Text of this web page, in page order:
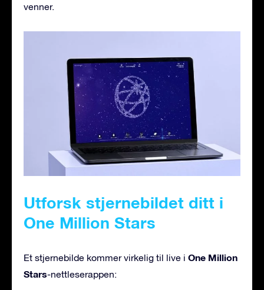
venner.
Utforsk stjernebildet ditt i
One Million Stars
Et stjernebilde kommer virkelig til live i One Million
Stars-nettleserappen: